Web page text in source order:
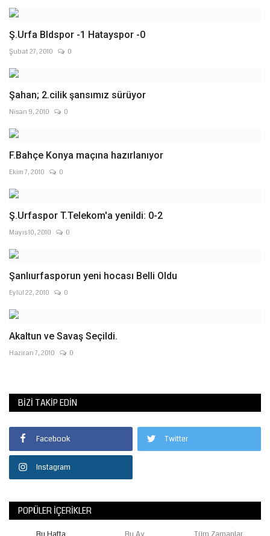
Ş.Urfa Bldspor -1 Hatayspor -0
Şubat 27, 2010 0
Şahan; 2.cilik şansımız sürüyor
Nisan 9, 2010 0
F.Bahçe Konya maçına hazırlanıyor
Ekim 7, 2010 0
Ş.Urfaspor T.Telekom'a yenildi: 0-2
Mayıs 10, 2010 0
Şanlıurfasporun yeni hocası Belli Oldu
Eylül 22, 2010 0
Akaltun ve Savaş Seçildi.
Haziran 7, 2010 0
BIZI TAKIP EDIN
Facebook Twitter
Instagram
POPÜLER İÇERIKLER